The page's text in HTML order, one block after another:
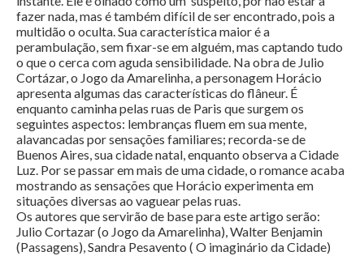
fazer nada, mas é também difícil de ser encontrado, pois a
multidão o oculta. Sua característica maior é a
perambulação, sem fixar-se em alguém, mas captando tudo
o que o cerca com aguda sensibilidade. Na obra de Julio
Cortázar, o Jogo da Amarelinha, a personagem Horácio
apresenta algumas das características do flâneur. É
enquanto caminha pelas ruas de Paris que surgem os
seguintes aspectos: lembranças fluem em sua mente,
alavancadas por sensações familiares; recorda-se de
Buenos Aires, sua cidade natal, enquanto observa a Cidade
Luz. Por se passar em mais de uma cidade, o romance acaba
mostrando as sensações que Horácio experimenta em
situações diversas ao vaguear pelas ruas.
Os autores que servirão de base para este artigo serão:
Julio Cortazar (o Jogo da Amarelinha), Walter Benjamin
(Passagens), Sandra Pesavento ( O imaginário da Cidade)